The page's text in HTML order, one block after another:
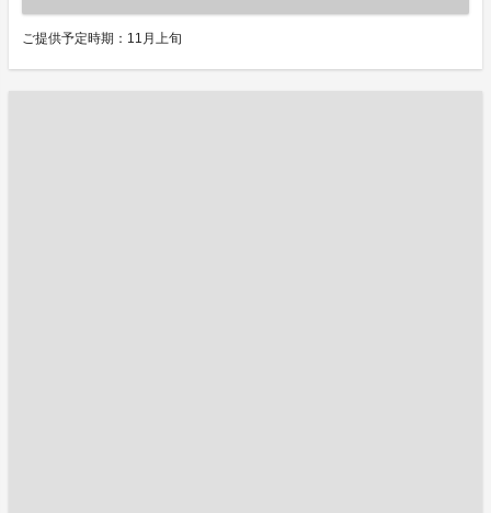
ご提供予定時期：11月上旬